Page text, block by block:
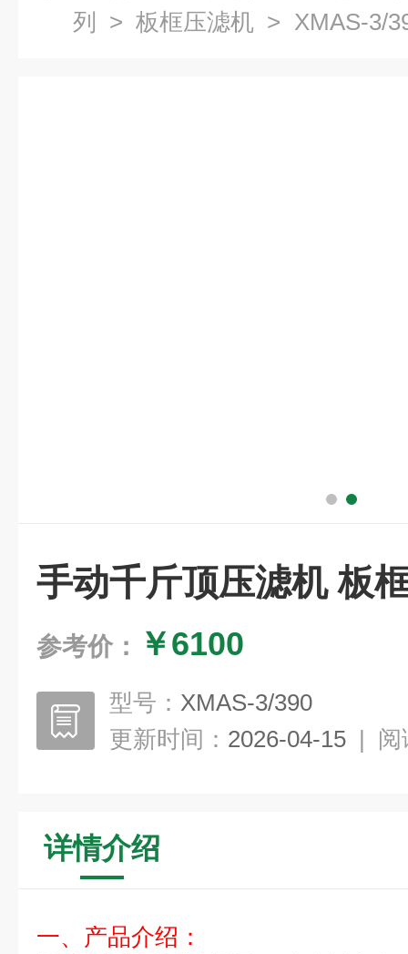
列
> 板框压滤机 > XMAS-3/
手动千斤顶压滤机 板
参考价： ￥6100
型号： XMAS-3/390
更新时间： 2026-04-15 | 阅
详情介绍
一、产品介绍：